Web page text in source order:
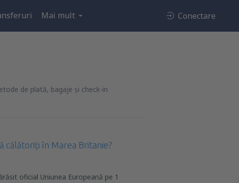
Mai mult Conectare
de plată, bagaje și check-in
călătoriți în Marea Britanie?
oficial Uniunea Europeană pe 1